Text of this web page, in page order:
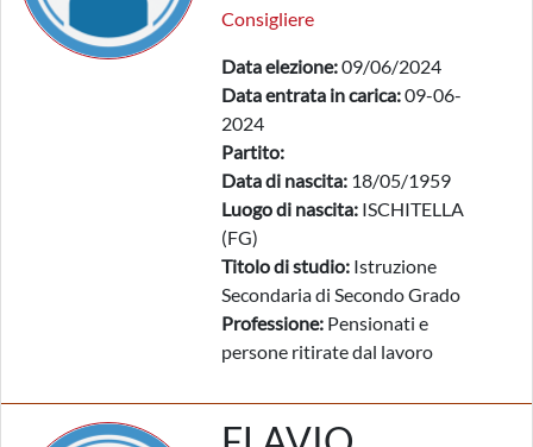
Consigliere
Data elezione:09/06/2024
Data entrata in carica:09-06-
2024
Partito:
Data di nascita: 18/05/1959
Luogo di nascita: ISCHITELLA
(FG)
Titolo di studio: Istruzione
Secondaria di Secondo Grado
Professione: Pensionati e
persone ritirate dal lavoro